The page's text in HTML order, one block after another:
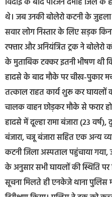
विदाई के बाद परिजन दमोह जिले के
थे। जब उनकी बोलेरो कटनी के
सवार लोग निस्तार के लिए सड़क
रफ्तार और अनियंत्रित ट्रक ने बोलेरो
के मुताबिक टक्कर इतनी भीषण थी कि
हादसे के बाद मौके पर चीख-पुकार
तत्काल राहत कार्य शुरू कर घायलों
चालक वाहन छोड़कर मौके से फरार
हादसे में दूल्हा रामा बंजारा (23
बंजारा, चन्नू बंजारा सहित एक अन्य
कटनी जिला अस्पताल पहुंचाया गया,
के अनुसार सभी घायलों की स्थिति पर
सूचना मिलते ही एनकेजे थाना पुलिस